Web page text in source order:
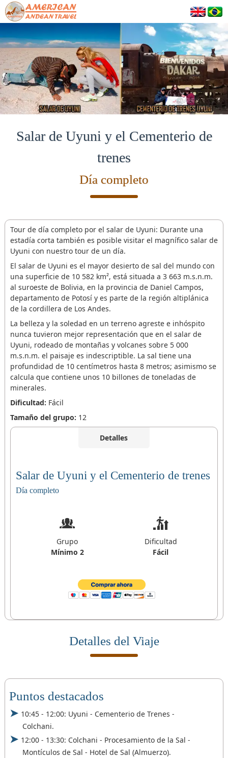
Salar de Uyuni y el Cementerio de
trenes
Día completo
Tour de día completo por el salar de Uyuni: Durante una
estadía corta también es posible visitar el magnífico salar de
Uyuni con nuestro tour de un día.
El salar de Uyuni es el mayor desierto de sal del mundo con
una superficie de 10 582 km², está situada a 3 663 m.s.n.m.
al suroeste de Bolivia, en la provincia de Daniel Campos,
departamento de Potosí y es parte de la región altiplánica
de la cordillera de Los Andes.
La belleza y la soledad en un terreno agreste e inhóspito
nunca tuvieron mejor representación que en el salar de
Uyuni, rodeado de montañas y volcanes sobre 5 000
m.s.n.m. el paisaje es indescriptible. La sal tiene una
profundidad de 10 centímetros hasta 8 metros; asimismo se
calcula que contiene unos 10 billones de toneladas de
minerales.
Dificultad: Fácil
Tamaño del grupo: 12
Detalles
Salar de Uyuni y el Cementerio de trenes
Día completo
Grupo
Mínimo 2
Dificultad
Fácil
Detalles del Viaje
Puntos destacados
10:45 - 12:00: Uyuni - Cementerio de Trenes -
Colchani.
12:00 - 13:30: Colchani - Procesamiento de la Sal -
Montículos de Sal - Hotel de Sal (Almuerzo).